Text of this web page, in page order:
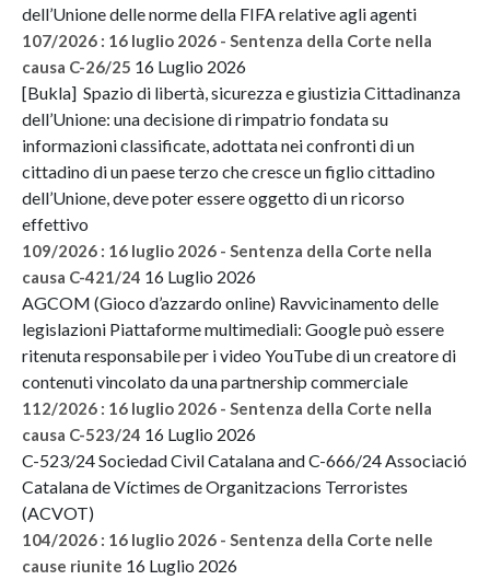
dell’Unione delle norme della FIFA relative agli agenti
107/2026 : 16 luglio 2026 - Sentenza della Corte nella
causa C-26/25 16 Luglio 2026
[Bukla] Spazio di libertà, sicurezza e giustizia Cittadinanza
dell’Unione: una decisione di rimpatrio fondata su
informazioni classificate, adottata nei confronti di un
cittadino di un paese terzo che cresce un figlio cittadino
dell’Unione, deve poter essere oggetto di un ricorso
effettivo
109/2026 : 16 luglio 2026 - Sentenza della Corte nella
causa C-421/24 16 Luglio 2026
AGCOM (Gioco d’azzardo online) Ravvicinamento delle
legislazioni Piattaforme multimediali: Google può essere
ritenuta responsabile per i video YouTube di un creatore di
contenuti vincolato da una partnership commerciale
112/2026 : 16 luglio 2026 - Sentenza della Corte nella
causa C-523/24 16 Luglio 2026
C-523/24 Sociedad Civil Catalana and C-666/24 Associació
Catalana de Víctimes de Organitzacions Terroristes
(ACVOT)
104/2026 : 16 luglio 2026 - Sentenza della Corte nelle
cause riunite 16 Luglio 2026